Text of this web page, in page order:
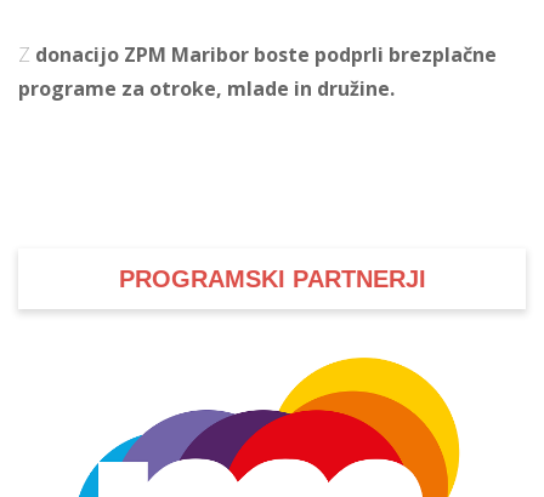
Z donacijo ZPM Maribor boste podprli brezplačne
programe za otroke, mlade in družine.
PROGRAMSKI PARTNERJI